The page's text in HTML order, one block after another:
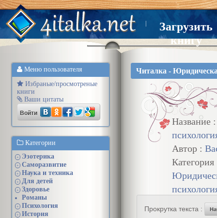
Загрузить
книгу
Меню пользователя
Избраные/просмотреные
книги
Ваши цитаты
Войти
Категории
+ Эзотерика
+ Саморазвитие
+ Наука и техника
+ Для детей
+
Здоровье
Романы
+ Психология
+ История
Читалка -
Название
Автор :
Категория
Прокрутка текста :